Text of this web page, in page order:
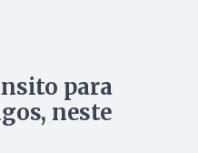
para
neste